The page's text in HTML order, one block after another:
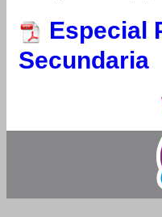
Especial
Secundaria